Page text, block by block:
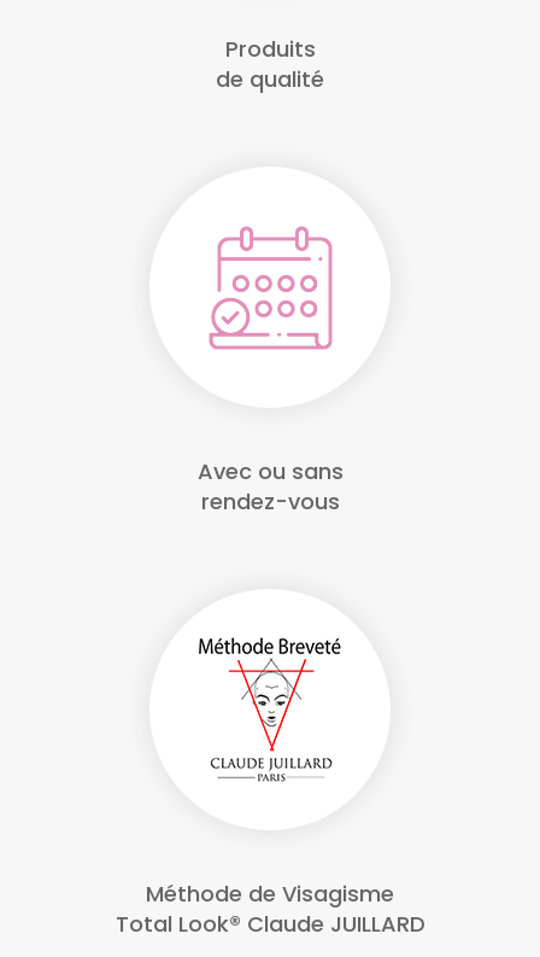
Produits
de qualité
Avec ou sans
rendez-vous
Méthode de Visagisme
Total Look® Claude JUILLARD